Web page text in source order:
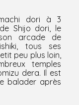
dori à 3
Shijo dori, le
arcade de
tous ses
peu plus loin,
temples
dera. Il est
balader après